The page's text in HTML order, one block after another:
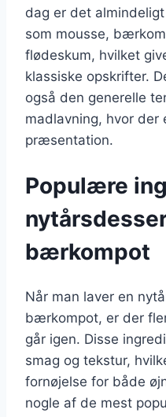
dag er det
som mousse,
flødeskum, hvilket
klassiske opskrifter.
også den generelle
madlavning, hvor der
præsentation.
Populære
bærkompot
Når man laver en
bærkompot, er der
går igen. Disse
smag og tekstur,
fornøjelse for både
nogle af de mest